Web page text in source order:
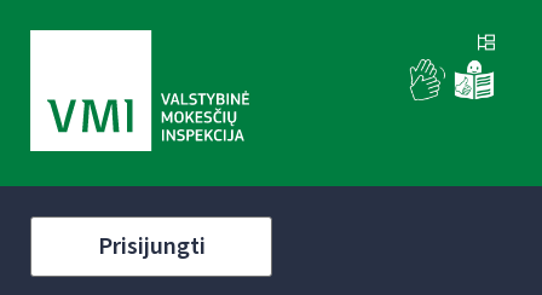
Prisijungti